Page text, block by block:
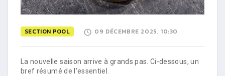
SECTION POOL 09 DÉCEMBRE 2025, 10:30
La nouvelle saison arrive à grands pas. Ci-dessous, un
bref résumé de l’essentiel.